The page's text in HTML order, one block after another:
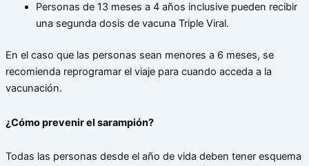
Personas de 13 meses a 4 años inclusive pueden recibir
una segunda dosis de vacuna Triple Viral.
En el caso que las personas sean menores a 6 meses, se
recomienda reprogramar el viaje para cuando acceda a la
vacunación.
¿Cómo prevenir el sarampión?
Todas las personas desde el año de vida deben tener esquema